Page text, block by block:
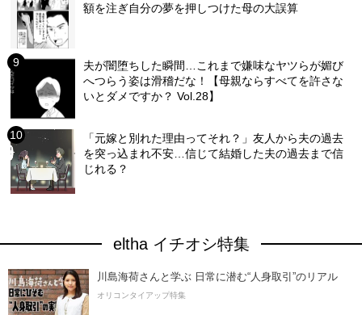
額を注ぎ自分の夢を押しつけた母の大誤算
夫が闇堕ちした瞬間…これまで嫌味なヤツらが媚び
へつらう姿は滑稽だな！【母親ならすべてを許さな
いとダメですか？ Vol.28】
「元嫁と別れた理由ってそれ？」友人から夫の過去
を突っ込まれ不安…信じて結婚した夫の過去まで信
じれる？
eltha イチオシ特集
川島海荷さんと学ぶ 日常に潜む“人身取引”のリアル
オリコンタイアップ特集